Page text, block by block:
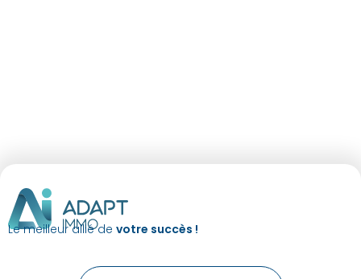
Le meilleur allié de votre succès !